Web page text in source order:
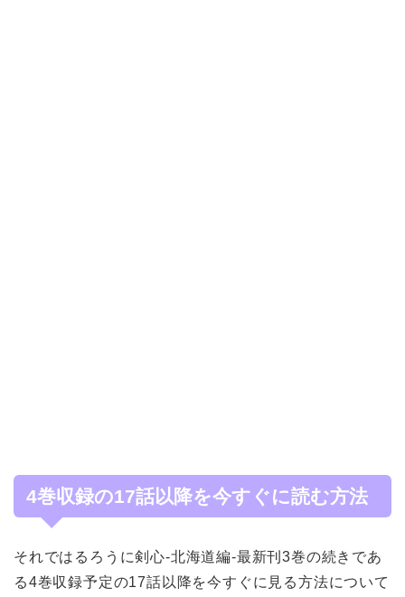
4巻収録の17話以降を今すぐに読む方法
それではるろうに剣心-北海道編-最新刊3巻の続きであ
る4巻収録予定の17話以降を今すぐに見る方法について